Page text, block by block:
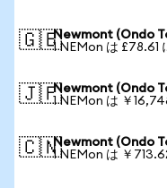
🇬🇧Newmont (Ondo
1 NEMon は £78.61
🇯🇵Newmont (Ondo
1 NEMon は ￥
🇨🇳Newmont (Ondo
1 NEMon は ￥